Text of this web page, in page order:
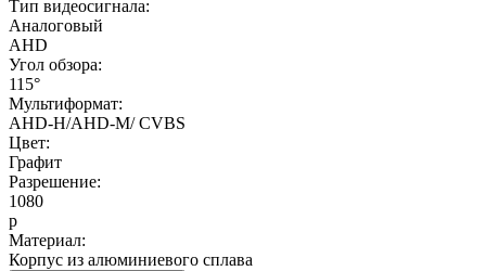
Тип видеосигнала:
Аналоговый
AHD
Угол обзора:
115°
Мультиформат:
AHD-H/AHD-M/ CVBS
Цвет:
Графит
Разрешение:
1080
p
Материал:
Корпус из алюминиевого сплава